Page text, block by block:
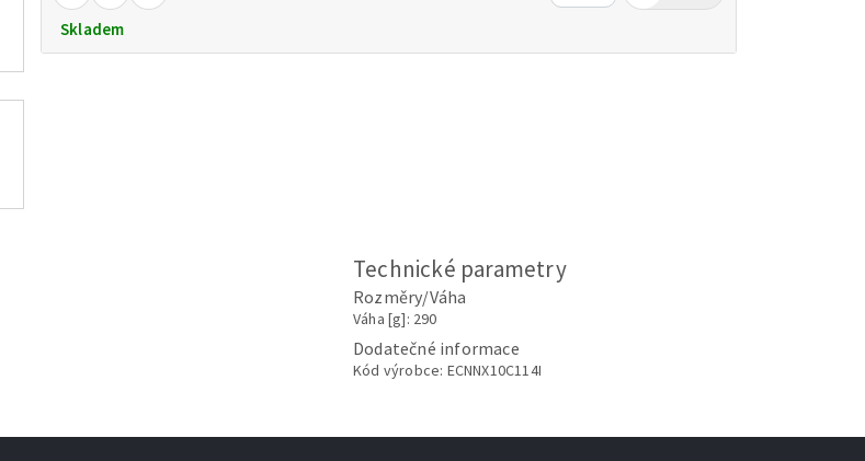
Skladem
Technické parametry
Rozměry/Váha
Váha [g]: 290
Dodatečné informace
Kód výrobce: ECNNX10C114I